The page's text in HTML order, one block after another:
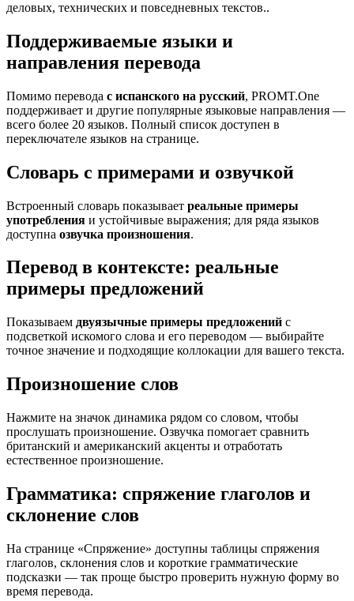
деловых, технических и повседневных текстов..
Поддерживаемые языки и
направления перевода
Помимо перевода с испанского на русский, PROMT.One
поддерживает и другие популярные языковые направления —
всего более 20 языков. Полный список доступен в
переключателе языков на странице.
Словарь с примерами и озвучкой
Встроенный словарь показывает реальные примеры
употребления и устойчивые выражения; для ряда языков
доступна озвучка произношения.
Перевод в контексте: реальные
примеры предложений
Показываем двуязычные примеры предложений с
подсветкой искомого слова и его переводом — выбирайте
точное значение и подходящие коллокации для вашего текста.
Произношение слов
Нажмите на значок динамика рядом со словом, чтобы
прослушать произношение. Озвучка помогает сравнить
британский и американский акценты и отработать
естественное произношение.
Грамматика: спряжение глаголов и
склонение слов
На странице «Спряжение» доступны таблицы спряжения
глаголов, склонения слов и короткие грамматические
подсказки — так проще быстро проверить нужную форму во
время перевода.